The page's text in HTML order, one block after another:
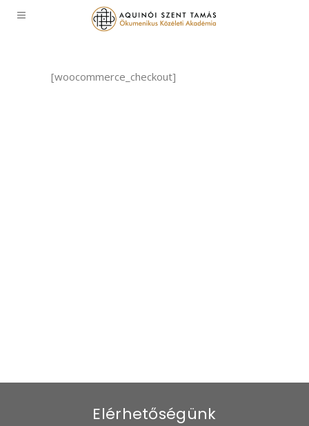
[woocommerce_checkout]
Elérhetőségünk